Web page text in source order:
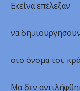
Εκείνα επέλεξαν
να
στο όνομα του
Μα δεν